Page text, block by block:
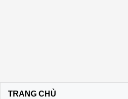
TRANG CHỦ